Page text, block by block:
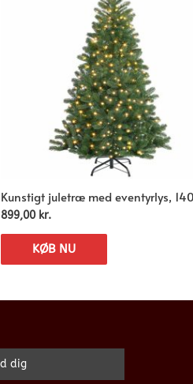
Kunstigt juletræ med eventyrlys,
899,00 kr.
KØB NU